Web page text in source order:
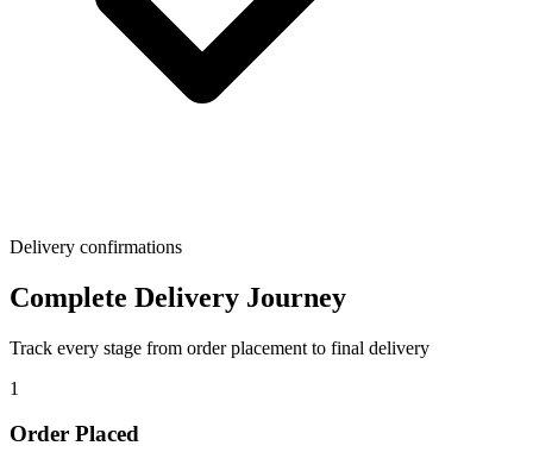
Delivery confirmations
Complete Delivery Journey
Track every stage from order placement to final delivery
1
Order Placed